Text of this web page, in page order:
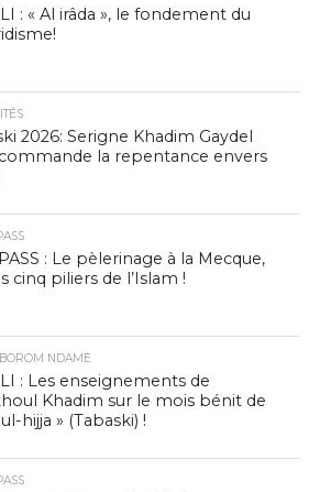
: « Al irâda », le fondement du
2026: Serigne Khadim Gaydel
la repentance envers
: Le pèlerinage à la Mecque,
cinq piliers de l’Islam !
NDAME
: Les enseignements de
Khadim sur le mois bénit de
hijja » (Tabaski) !